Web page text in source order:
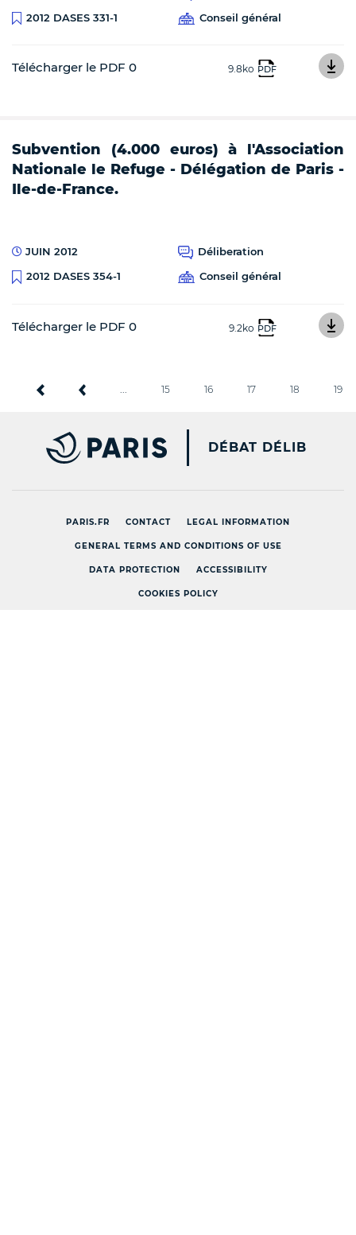
2012 DASES 331-1 Conseil général
Télécharger le PDF 0 9.8ko PDF
Subvention (4.000 euros) à l'Association
Nationale le Refuge - Délégation de Paris -
Ile-de-France.
JUIN 2012
Déliberation
2012 DASES 354-1
Conseil général
Télécharger le PDF 0 9.2ko PDF
... 15 16 17 18 19
PARIS.FR [NEW
DÉBAT DÉLIB
PARIS.FR CONTACT LEGAL INFORMATION
GENERAL TERMS AND CONDITIONS OF USE
DATA PROTECTION ACCESSIBILITY
COOKIES POLICY